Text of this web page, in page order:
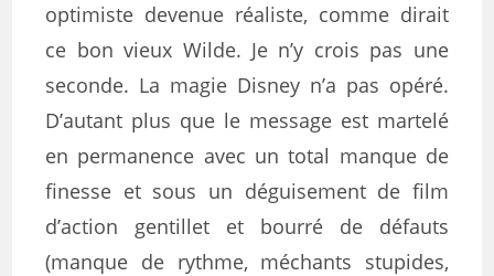
optimiste devenue réaliste, comme dirait
ce bon vieux Wilde. Je n’y crois pas une
seconde. La magie Disney n’a pas opéré.
D’autant plus que le message est martelé
en permanence avec un total manque de
finesse et sous un déguisement de film
d’action gentillet et bourré de défauts
(manque de rythme, méchants stupides,